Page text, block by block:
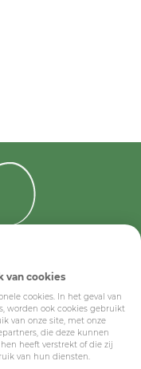
van cookies
cookies. In het geval van
worden ook cookies gebruikt
van onze site, met onze
die deze kunnen
heeft verstrekt of die zij
van hun diensten.